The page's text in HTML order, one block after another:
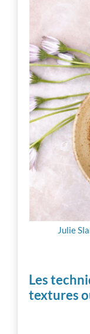
Julie
Les
textures